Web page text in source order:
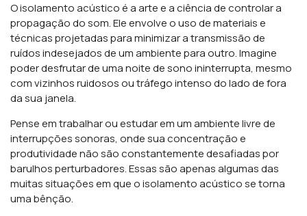
O isolamento acústico é a arte e a ciência de controlar a
propagação do som. Ele envolve o uso de materiais e
técnicas projetadas para minimizar a transmissão de
ruídos indesejados de um ambiente para outro. Imagine
poder desfrutar de uma noite de sono ininterrupta, mesmo
com vizinhos ruidosos ou tráfego intenso do lado de fora
da sua janela.
Pense em trabalhar ou estudar em um ambiente livre de
interrupções sonoras, onde sua concentração e
produtividade não são constantemente desafiadas por
barulhos perturbadores. Essas são apenas algumas das
muitas situações em que o isolamento acústico se torna
uma bênção.